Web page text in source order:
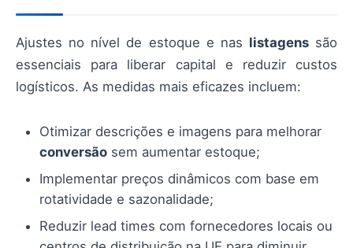
Ajustes no nível de estoque e nas listagenssão
essenciais para liberar capital e reduzir custos
logísticos. As medidas mais eficazes incluem:
Otimizar descrições e imagens para melhorar
conversão sem aumentar estoque;
Implementar preços dinâmicos com base em
rotatividade e sazonalidade;
Reduzir lead times com fornecedores locais ou